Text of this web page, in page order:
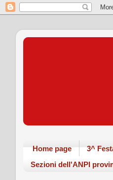
Home page 3^
Sezioni dell'ANPI